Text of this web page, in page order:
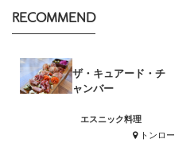
RECOMMEND
ザ・キュアード・チ
ャンバー
エスニック料理
トンロー